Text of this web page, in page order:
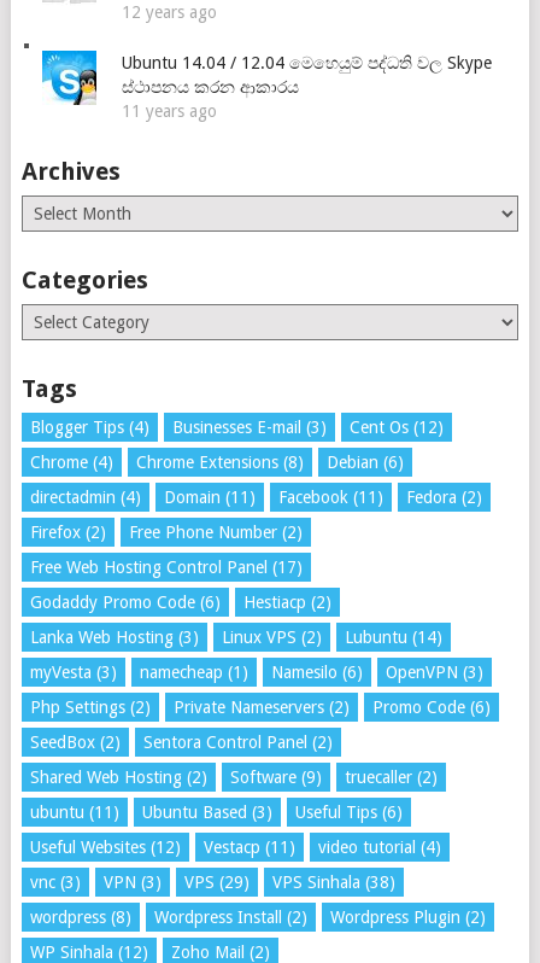
12 years ago
Ubuntu 14.04 / 12.04 මෙහෙයුම් පද්ධති වල Skype
ස්ථාපනය කරන ආකාරය
11 years ago
Archives
Archives
Categories
Categories
Tags
Blogger Tips(4) Businesses E-mail (3) Cent Os(12)
Chrome(4) Chrome Extensions(8) Debian (6)
directadmin (4) Domain (11) Facebook (11) Fedora (2)
Firefox(2) Free Phone Number(2)
Free Web Hosting Control Panel (17)
Godaddy Promo Code(6) Hestiacp (2)
Lanka Web Hosting(3) Linux VPS (2) Lubuntu (14)
myVesta (3) namecheap (1) Namesilo (6) OpenVPN (3)
Php Settings(2) Private Nameservers(2) Promo Code(6)
SeedBox(2) Sentora Control Panel (2)
Shared Web Hosting(2) Software(9) truecaller(2)
ubuntu (11) Ubuntu Based (3) Useful Tips(6)
Useful Websites(12) Vestacp (11) video tutorial (4)
vnc(3) VPN (3) VPS (29) VPS Sinhala (38)
wordpress(8) Wordpress Install (2) Wordpress Plugin (2)
WP Sinhala (12) Zoho Mail (2)